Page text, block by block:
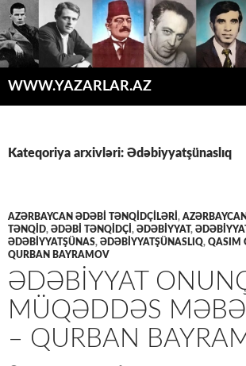
WWW.YAZARLAR.AZ
Kateqoriya arxivləri: Ədəbiyyatşünaslıq
AZƏRBAYCAN ƏDƏBİ TƏNQİDÇİLƏRİ ,
TƏNQİD, ƏDƏBİ TƏNQİDÇİ , ƏDƏBİYYAT ,
ƏDƏBİYYATŞÜNAS, ƏDƏBIYYATŞÜNASLIQ, QASIM
QURBAN BAYRAMOV
ƏDƏBIYYAT
MÜQƏDDƏS
– QURBAN